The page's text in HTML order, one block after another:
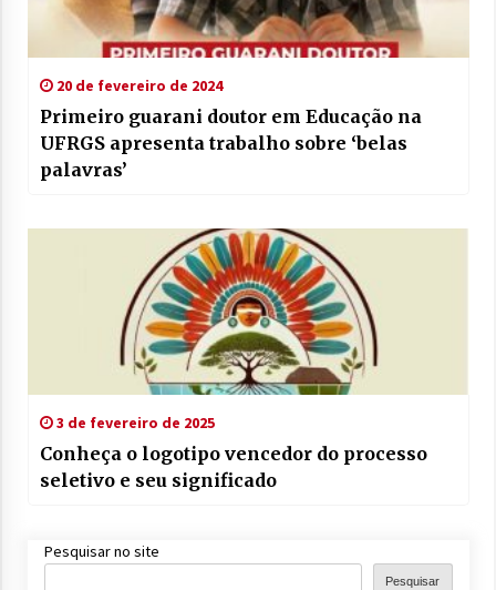
20 de fevereiro de 2024
Primeiro guarani doutor em Educação na
UFRGS apresenta trabalho sobre ‘belas
palavras’
3 de fevereiro de 2025
Conheça o logotipo vencedor do processo
seletivo e seu significado
Pesquisar no site
Pesquisar